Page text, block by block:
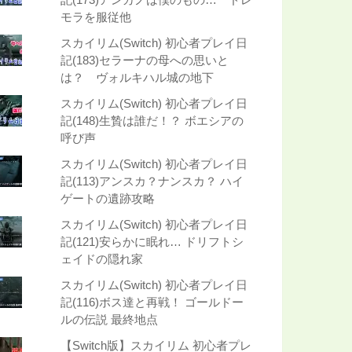
モラを服従他
スカイリム(Switch) 初心者プレイ日
記(183)セラーナの母への思いと
は？ ヴォルキハル城の地下
スカイリム(Switch) 初心者プレイ日
記(148)生贄は誰だ！？ ボエシアの
呼び声
スカイリム(Switch) 初心者プレイ日
記(113)アンスカ？ナンスカ？ ハイ
ゲートの遺跡攻略
スカイリム(Switch) 初心者プレイ日
記(121)安らかに眠れ… ドリフトシ
ェイドの隠れ家
スカイリム(Switch) 初心者プレイ日
記(116)ボス達と再戦！ ゴールドー
ルの伝説 最終地点
【Switch版】スカイリム 初心者プレ